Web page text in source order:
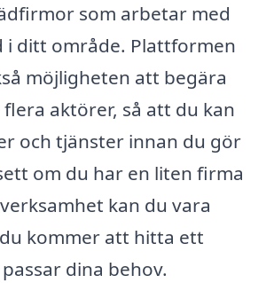
som arbetar med
i ditt område. Plattformen
möjligheten att begära
aktörer, så att du kan
och tjänster innan du gör
om du har en liten firma
kan du vara
kommer att hitta ett
dina behov.